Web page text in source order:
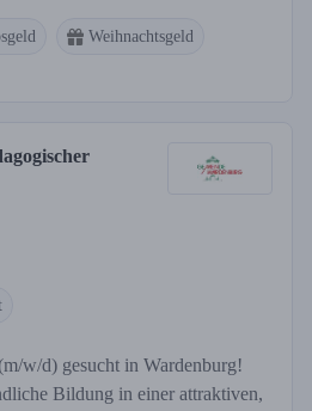
Weihnachtsgeld
w/d) gesucht in Wardenburg!
Bildung in einer attraktiven,